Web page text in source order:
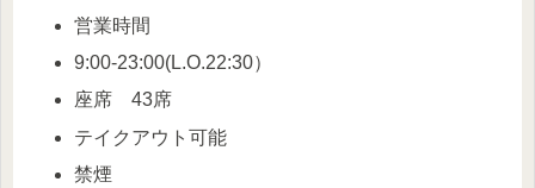
営業時間
9:00-23:00(L.O.22:30）
座席 43席
テイクアウト可能
禁煙